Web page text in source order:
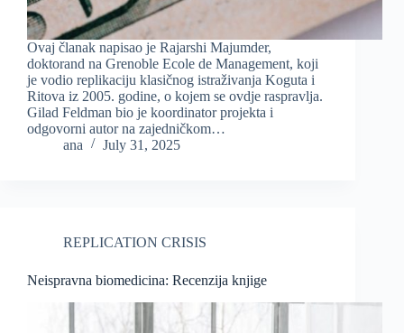
Ovaj članak napisao je Rajarshi Majumder,
doktorand na Grenoble Ecole de Management, koji
je vodio replikaciju klasičnog istraživanja Koguta i
Ritova iz 2005. godine, o kojem se ovdje raspravlja.
Gilad Feldman bio je koordinator projekta i
odgovorni autor na zajedničkom…
ana
July 31, 2025
REPLICATION CRISIS
Neispravna biomedicina: Recenzija knjige